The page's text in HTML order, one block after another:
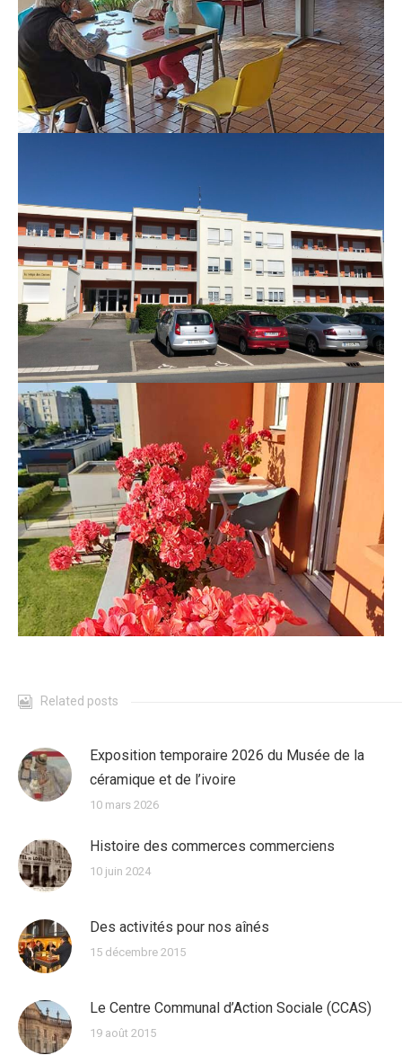
Related posts
Exposition temporaire 2026 du Musée de la
céramique et de l’ivoire
10 mars 2026
Histoire des commerces commerciens
10 juin 2024
Des activités pour nos aînés
15 décembre 2015
Le Centre Communal d’Action Sociale (CCAS)
19 août 2015